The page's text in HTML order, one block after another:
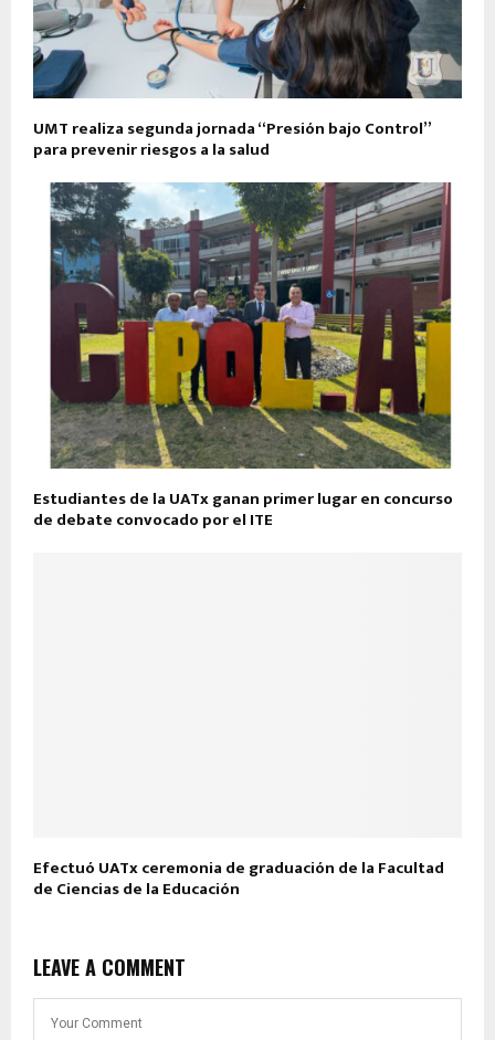
UMT realiza segunda jornada “Presión bajo Control”
para prevenir riesgos a la salud
Estudiantes de la UATx ganan primer lugar en concurso
de debate convocado por el ITE
Efectuó UATx ceremonia de graduación de la Facultad
de Ciencias de la Educación
LEAVE A COMMENT